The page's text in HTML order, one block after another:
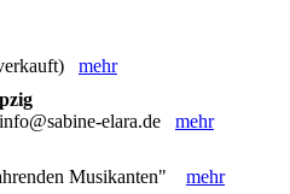
mehr
elara.de mehr
Musikanten" mehr